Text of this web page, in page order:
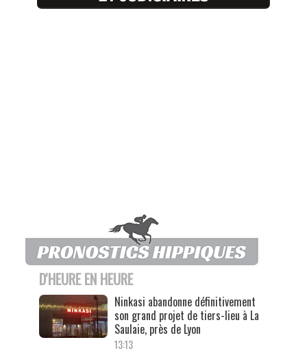
D'HEURE EN HEURE
Ninkasi abandonne définitivement
son grand projet de tiers-lieu à La
Saulaie, près de Lyon
13:13